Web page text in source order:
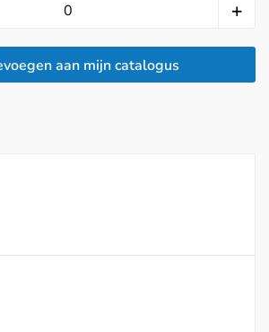
aan mijn catalogus